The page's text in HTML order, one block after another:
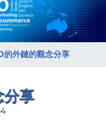
的外鏈的觀念分享
分享